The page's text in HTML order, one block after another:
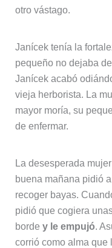
otro vástago.
Janícek tenía la
pequeño no dejaba
Janícek acabó
vieja herborista. La
mayor moría, su
de enfermar.
La desesperada
buena mañana pidió
recoger bayas.
pidió que cogiera
borde y le empujó.
corrió como alma que